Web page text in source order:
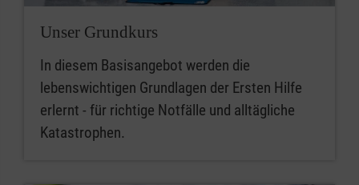
Unser Grundkurs
In diesem Basisangebot werden die
lebenswichtigen Grundlagen der Ersten Hilfe
erlernt - für richtige Notfälle und alltägliche
Katastrophen.